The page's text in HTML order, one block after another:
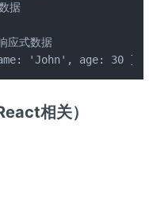
据
应式数据
'John', age: 30 })
相关）